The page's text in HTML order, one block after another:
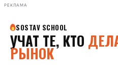
РЕКЛАМА